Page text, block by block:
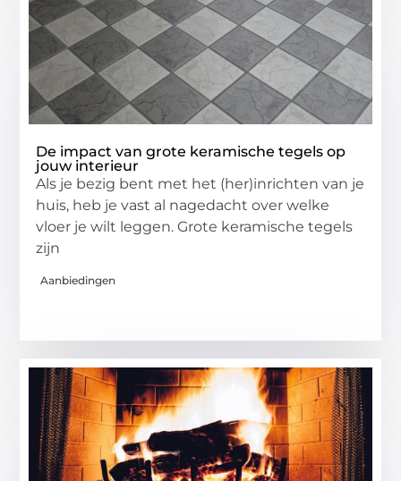
De impact van grote keramische tegels op
jouw interieur
Als je bezig bent met het (her)inrichten van je
huis, heb je vast al nagedacht over welke
vloer je wilt leggen. Grote keramische tegels
zijn
Aanbiedingen